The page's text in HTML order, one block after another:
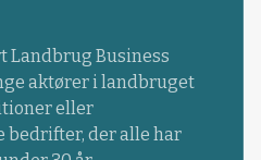
Landbrug Business
aktører i landbruget
eller
der alle har